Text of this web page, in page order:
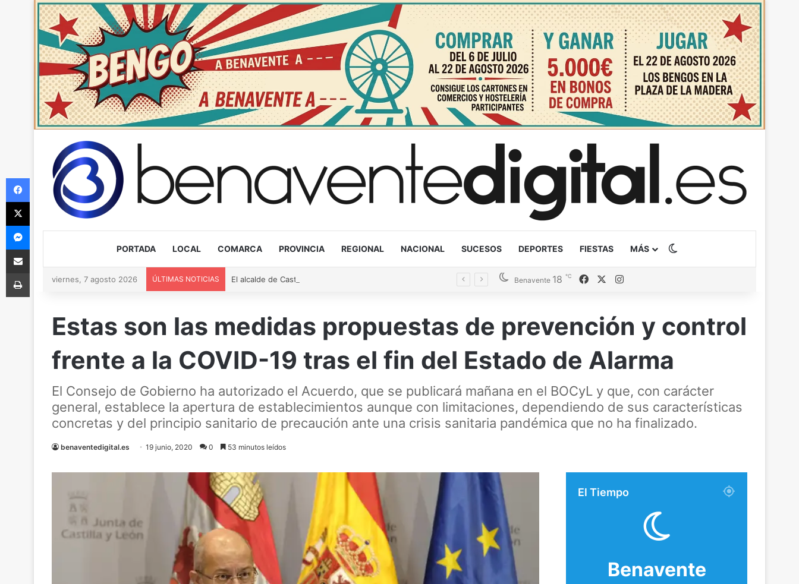
PORTADA LOCAL COMARCA PROVINCIA REGIONAL NACIONAL SUCESOS DEPORTES FIESTAS MÁS
viernes, 7 agosto 2026 ÚLTIMAS NOTICIAS Benavente 18 ℃ FacebookInstagram
Estas son las medidas propuestas de prevención y control
frente a la COVID-19 tras el fin del Estado de Alarma
El Consejo de Gobierno ha autorizado el Acuerdo, que se publicará mañana en el BOCyL y que, con carácter
general, establece la apertura de establecimientos aunque con limitaciones, dependiendo de sus características
concretas y del principio sanitario de precaución ante una crisis sanitaria pandémica que no ha finalizado.
benaventedigital.es 19 junio, 2020 0 53 minutos leídos
El Tiempo
Benavente
Facebook
X
Messenger
Compartir via Email